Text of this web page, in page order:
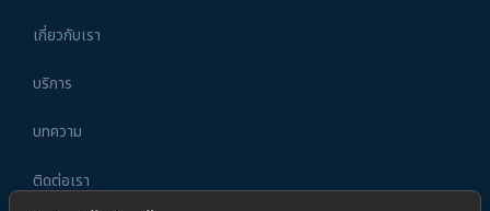
เกี่ยวกับเรา
บริการ
บทความ
ติดต่อเรา